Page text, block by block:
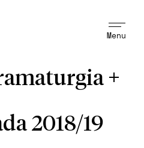
Menu
+
2018/19